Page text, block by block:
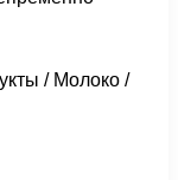
/ Молоко /